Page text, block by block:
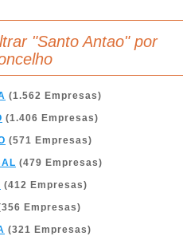
"Santo Antao" por
(1.562 Empresas)
(1.406 Empresas)
(571 Empresas)
(479 Empresas)
(412 Empresas)
Empresas)
(321 Empresas)